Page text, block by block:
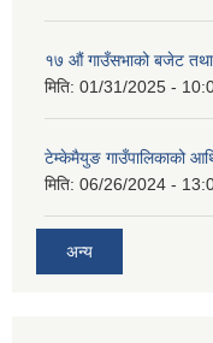
१७ औं गाउँसभाको बजेट तथा
मिति: 01/31/2025 -
टेम्केमैयुङ गाउँपालिकाको
मिति: 06/26/2024 -
अन्य